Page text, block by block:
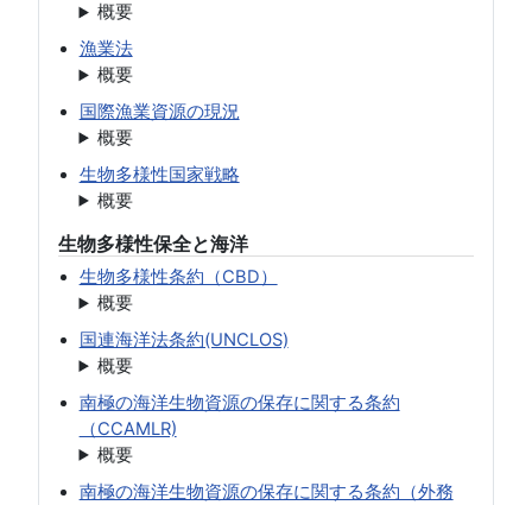
概要
漁業法
概要
国際漁業資源の現況
概要
生物多様性国家戦略
概要
生物多様性保全と海洋
生物多様性条約（CBD）
概要
国連海洋法条約(UNCLOS)
概要
南極の海洋生物資源の保存に関する条約
（CCAMLR)
概要
南極の海洋生物資源の保存に関する条約（外務